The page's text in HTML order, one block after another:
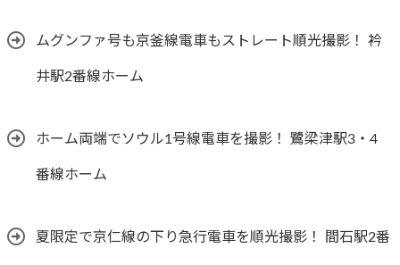
ムグンファ号も京釜線電車もストレート順光撮影！ 衿
井駅2番線ホーム
ホーム両端でソウル1号線電車を撮影！ 鷺梁津駅3・4
番線ホーム
夏限定で京仁線の下り急行電車を順光撮影！ 間石駅2番